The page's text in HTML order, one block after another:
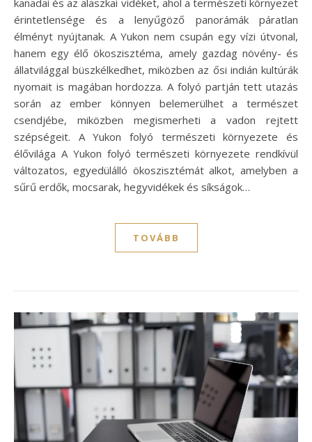
kanadai és az alaszkai vidéket, ahol a természeti környezet
érintetlensége és a lenyűgöző panorámák páratlan
élményt nyújtanak. A Yukon nem csupán egy vízi útvonal,
hanem egy élő ökoszisztéma, amely gazdag növény- és
állatvilággal büszkélkedhet, miközben az ősi indián kultúrák
nyomait is magában hordozza. A folyó partján tett utazás
során az ember könnyen belemerülhet a természet
csendjébe, miközben megismerheti a vadon rejtett
szépségeit. A Yukon folyó természeti környezete és
élővilága A Yukon folyó természeti környezete rendkívül
változatos, egyedülálló ökoszisztémát alkot, amelyben a
sűrű erdők, mocsarak, hegyvidékek és síkságok…
TOVÁBB